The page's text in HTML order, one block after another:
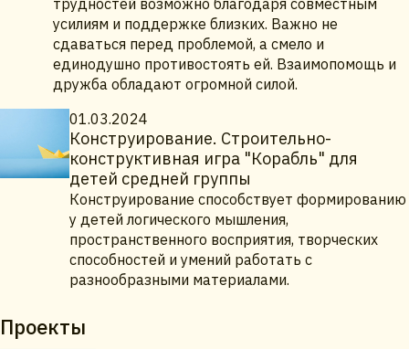
трудностей возможно благодаря совместным
усилиям и поддержке близких. Важно не
сдаваться перед проблемой, а смело и
единодушно противостоять ей. Взаимопомощь и
дружба обладают огромной силой.
01.03.2024
Конструирование. Строительно-
конструктивная игра "Корабль" для
детей средней группы
Конструирование способствует формированию
у детей логического мышления,
пространственного восприятия, творческих
способностей и умений работать с
разнообразными материалами.
Проекты